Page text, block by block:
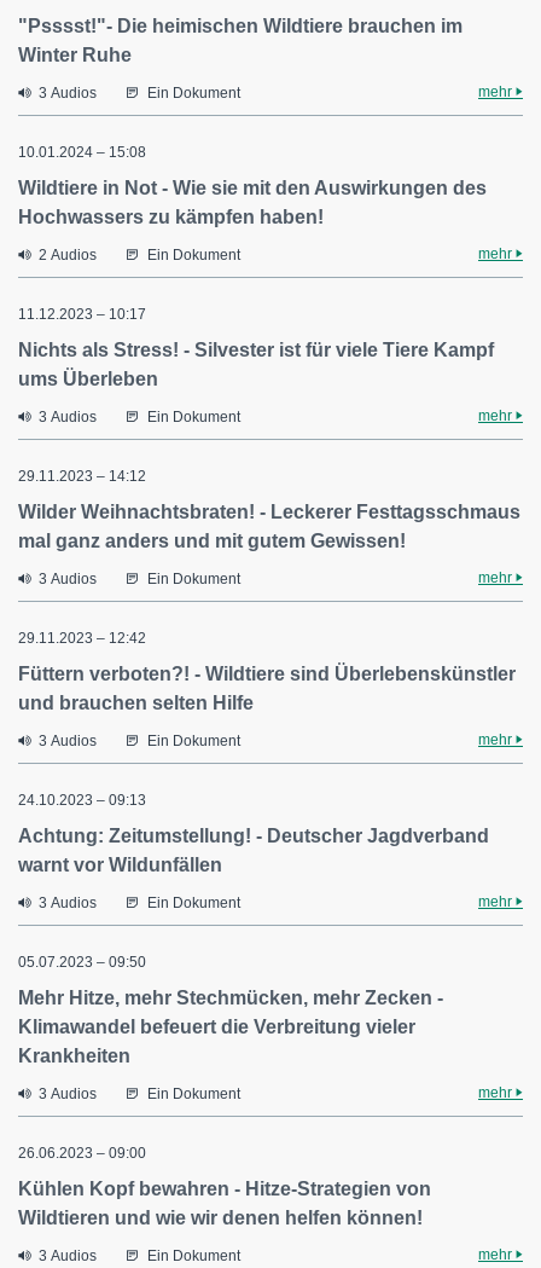
"Psssst!"- Die heimischen Wildtiere brauchen im
Winter Ruhe
3 Audios Ein Dokument mehr
10.01.2024 – 15:08
Wildtiere in Not - Wie sie mit den Auswirkungen des
Hochwassers zu kämpfen haben!
2 Audios Ein Dokument mehr
11.12.2023 – 10:17
Nichts als Stress! - Silvester ist für viele Tiere Kampf
ums Überleben
3 Audios Ein Dokument mehr
29.11.2023 – 14:12
Wilder Weihnachtsbraten! - Leckerer Festtagsschmaus
mal ganz anders und mit gutem Gewissen!
3 Audios Ein Dokument mehr
29.11.2023 – 12:42
Füttern verboten?! - Wildtiere sind Überlebenskünstler
und brauchen selten Hilfe
3 Audios Ein Dokument mehr
24.10.2023 – 09:13
Achtung: Zeitumstellung! - Deutscher Jagdverband
warnt vor Wildunfällen
3 Audios Ein Dokument mehr
05.07.2023 – 09:50
Mehr Hitze, mehr Stechmücken, mehr Zecken -
Klimawandel befeuert die Verbreitung vieler
Krankheiten
3 Audios Ein Dokument mehr
26.06.2023 – 09:00
Kühlen Kopf bewahren - Hitze-Strategien von
Wildtieren und wie wir denen helfen können!
3 Audios Ein Dokument mehr